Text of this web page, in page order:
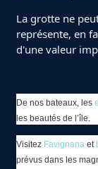
La grotte ne
représente, en
d'une valeur
De nos bateaux, les
les beautés de l’île.
Visitez Favignana et
prévus dans les